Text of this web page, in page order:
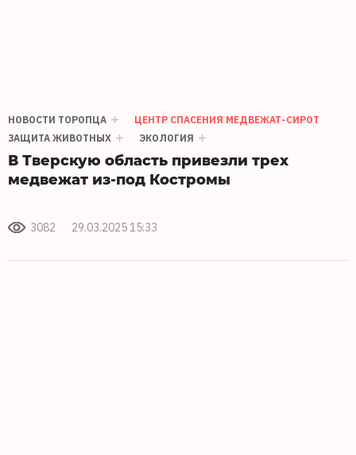
НОВОСТИ ТОРОПЦА
ЦЕНТР СПАСЕНИЯ МЕДВЕЖАТ-СИРОТ
ЗАЩИТА ЖИВОТНЫХ
ЭКОЛОГИЯ
В Тверскую область привезли трех
медвежат из-под Костромы
3082 29.03.2025 15:33